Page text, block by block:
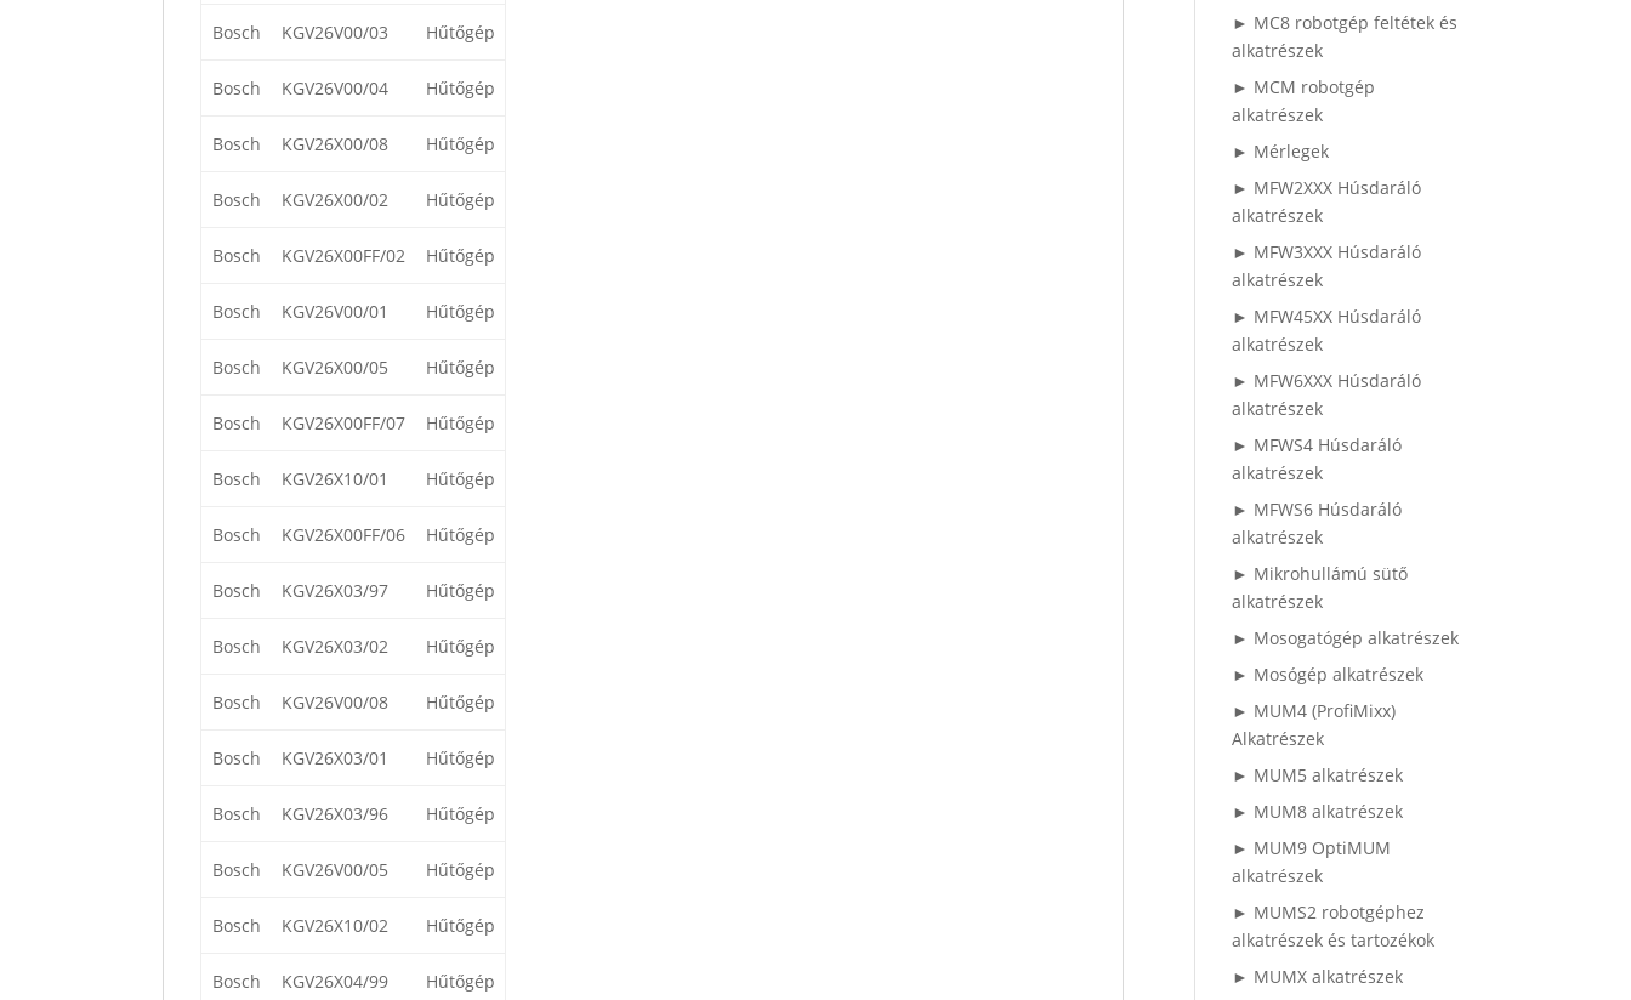
Bosch KGV26V00/03 Hűtőgép
Bosch KGV26V00/04 Hűtőgép
Bosch KGV26X00/08 Hűtőgép
Bosch KGV26X00/02 Hűtőgép
Bosch KGV26X00FF/02 Hűtőgép
Bosch KGV26V00/01 Hűtőgép
Bosch KGV26X00/05 Hűtőgép
Bosch KGV26X00FF/07 Hűtőgép
Bosch KGV26X10/01 Hűtőgép
Bosch KGV26X00FF/06 Hűtőgép
Bosch KGV26X03/97 Hűtőgép
Bosch KGV26X03/02 Hűtőgép
Bosch KGV26V00/08 Hűtőgép
Bosch KGV26X03/01 Hűtőgép
Bosch KGV26X03/96 Hűtőgép
Bosch KGV26V00/05 Hűtőgép
Bosch KGV26X10/02 Hűtőgép
Bosch KGV26X04/99 Hűtőgép
► MC8 robotgép feltétek és
alkatrészek
► MCM robotgép
alkatrészek
► Mérlegek
► MFW2XXX Húsdaráló
alkatrészek
► MFW3XXX Húsdaráló
alkatrészek
► MFW45XX Húsdaráló
alkatrészek
► MFW6XXX Húsdaráló
alkatrészek
► MFWS4 Húsdaráló
alkatrészek
► MFWS6 Húsdaráló
alkatrészek
► Mikrohullámú sütő
alkatrészek
► Mosogatógép alkatrészek
► Mosógép alkatrészek
► MUM4 (ProfiMixx)
Alkatrészek
► MUM5 alkatrészek
► MUM8 alkatrészek
► MUM9 OptiMUM
alkatrészek
► MUMS2 robotgéphez
alkatrészek és tartozékok
► MUMX alkatrészek